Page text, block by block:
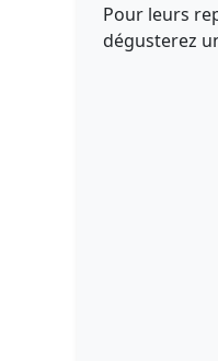
Pour leurs
dégusterez